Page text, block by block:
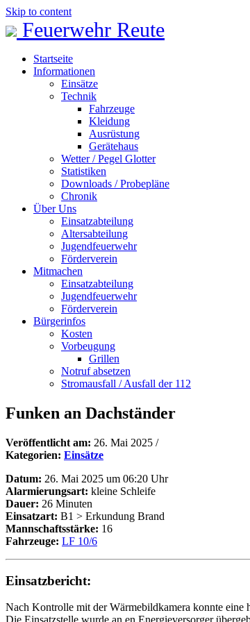
Skip to content
Feuerwehr Reute
Startseite
Informationen
Einsätze
Technik
Fahrzeuge
Kleidung
Ausrüstung
Gerätehaus
Wetter / Pegel Glotter
Statistiken
Downloads / Probepläne
Chronik
Über Uns
Einsatzabteilung
Altersabteilung
Jugendfeuerwehr
Förderverein
Mitmachen
Einsatzabteilung
Jugendfeuerwehr
Förderverein
Bürgerinfos
Kosten
Vorbeugung
Grillen
Notruf absetzen
Stromausfall / Ausfall der 112
Funken an Dachständer
Veröffentlicht am: 26. Mai 2025 /
Kategorien: Einsätze
Datum: 26. Mai 2025 um 06:20 Uhr
Alarmierungsart: kleine Schleife
Dauer: 26 Minuten
Einsatzart: B1 > Erkundung Brand
Mannschaftsstärke: 16
Fahrzeuge: LF 10/6
Einsatzbericht:
Nach Kontrolle mit der Wärmebildkamera konnte